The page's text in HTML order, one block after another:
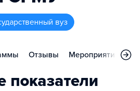
вуз
Отзывы Мероприятия